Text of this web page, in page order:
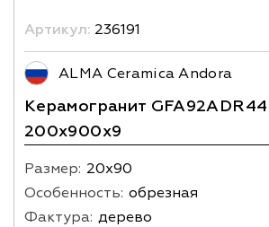
Артикул: 236191
ALMA Ceramica Andora
Керамогранит
200х900x9
Размер: 20х90
Особенность: обрезная
Фактура: дерево